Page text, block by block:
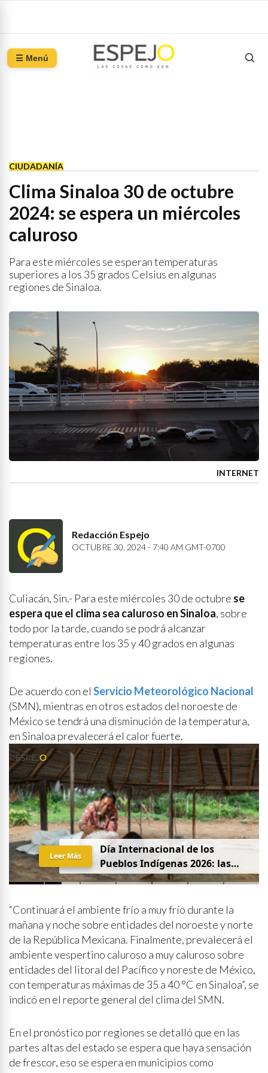
☰ Menú
CIUDADANÍA
Clima Sinaloa 30 de octubre
2024: se espera un miércoles
caluroso
Para este miércoles se esperan temperaturas
superiores a los 35 grados Celsius en algunas
regiones de Sinaloa.
INTERNET
Redacción Espejo
OCTUBRE 30, 2024 - 7:40 AM GMT-0700
Culiacán, Sin.- Para este miércoles 30 de octubre se
espera que el clima sea caluroso en Sinaloa, sobre
todo por la tarde, cuando se podrá alcanzar
temperaturas entre los 35 y 40 grados en algunas
regiones.
De acuerdo con el Servicio Meteorológico Nacional
(SMN), mientras en otros estados del noroeste de
México se tendrá una disminución de la temperatura,
en Sinaloa prevalecerá el calor fuerte.
Día Internacional de los
Pueblos Indígenas 2026: las
mujeres que protegen la
Leer Más
“Continuará el ambiente frío a muy frío durante la
mañana y noche sobre entidades del noroeste y norte
de la República Mexicana. Finalmente, prevalecerá el
ambiente vespertino caluroso a muy caluroso sobre
entidades del litoral del Pacífico y noreste de México,
con temperaturas máximas de 35 a 40 °C en Sinaloa”, se
indicó en el reporte general del clima del SMN.
En el pronóstico por regiones se detalló que en las
partes altas del estado se espera que haya sensación
de frescor, eso se espera en municipios como